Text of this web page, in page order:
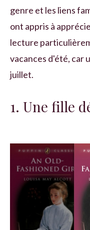
genre et les liens
ont appris à
lecture
vacances d'été, car
juillet.
1. Une fille